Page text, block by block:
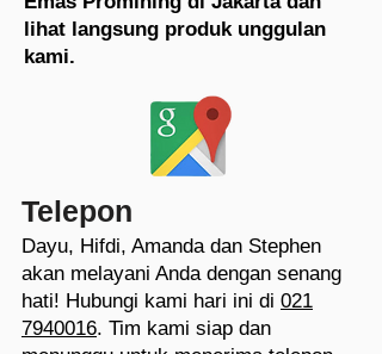
lihat langsung produk unggulan
kami.
Telepon
Dayu, Hifdi, Amanda dan Stephen
akan melayani Anda dengan senang
hati! Hubungi kami hari ini di 021
7940016. Tim kami siap dan